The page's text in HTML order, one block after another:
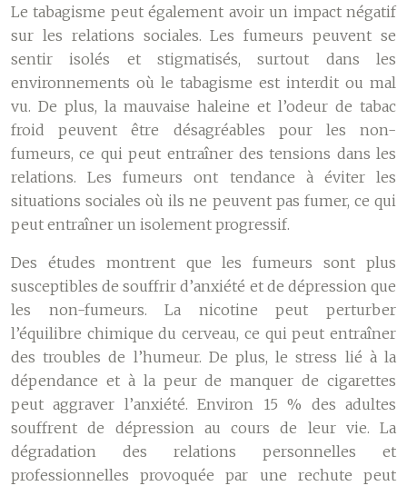
Le tabagisme peut également avoir un impact négatif
sur les relations sociales. Les fumeurs peuvent se
sentir isolés et stigmatisés, surtout dans les
environnements où le tabagisme est interdit ou mal
vu. De plus, la mauvaise haleine et l’odeur de tabac
froid peuvent être désagréables pour les non-
fumeurs, ce qui peut entraîner des tensions dans les
relations. Les fumeurs ont tendance à éviter les
situations sociales où ils ne peuvent pas fumer, ce qui
peut entraîner un isolement progressif.
Des études montrent que les fumeurs sont plus
susceptibles de souffrir d’anxiété et de dépression que
les non-fumeurs. La nicotine peut perturber
l’équilibre chimique du cerveau, ce qui peut entraîner
des troubles de l’humeur. De plus, le stress lié à la
dépendance et à la peur de manquer de cigarettes
peut aggraver l’anxiété. Environ 15 % des adultes
souffrent de dépression au cours de leur vie. La
dégradation des relations personnelles et
professionnelles provoquée par une rechute peut